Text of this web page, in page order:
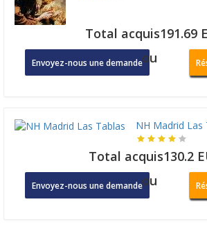
Total acquis191.69
Envoyez-nous une demandeou
NH Madrid Las
Total acquis130.2
Envoyez-nous une demandeou